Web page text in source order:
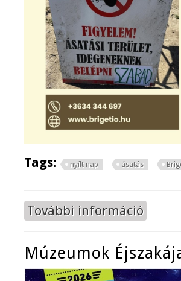
Tags: nyílt nap ásatás
További információ
Múzeumok